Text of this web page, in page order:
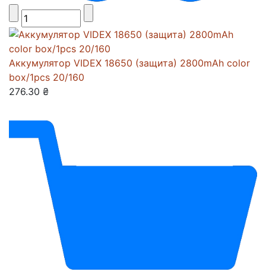
Аккумулятор VIDEX 18650 (защита) 2800mAh color
box/1pcs 20/160
276.30 ₴